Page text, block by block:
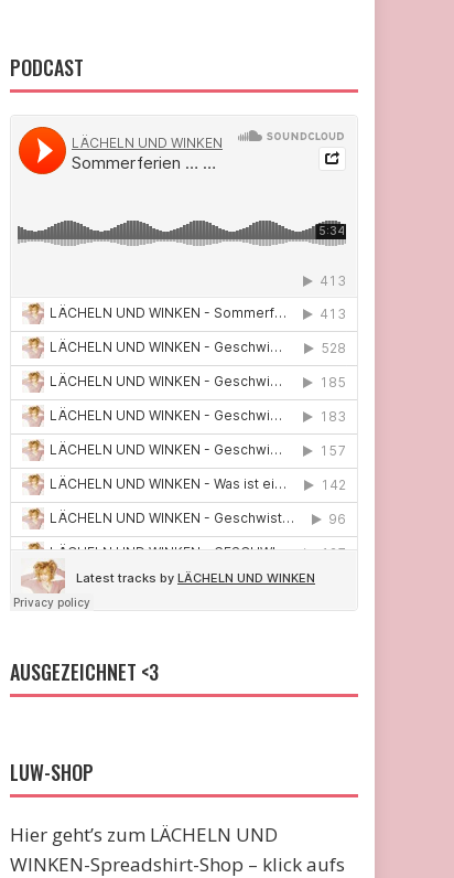
PODCAST
AUSGEZEICHNET <3
LUW-SHOP
Hier geht’s zum LÄCHELN UND
WINKEN-Spreadshirt-Shop – klick aufs